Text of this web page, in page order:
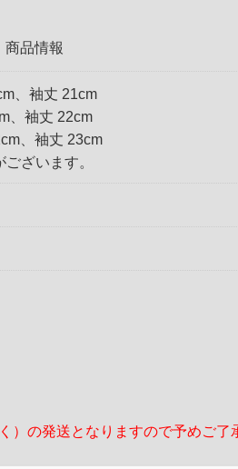
商品情報
、袖丈 21cm
、袖丈 22cm
、袖丈 23cm
ざいます。
）の発送となりますので予めご了